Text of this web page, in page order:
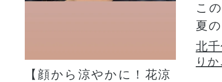
【顔から涼やかに！花涼
こ
夏
北
り